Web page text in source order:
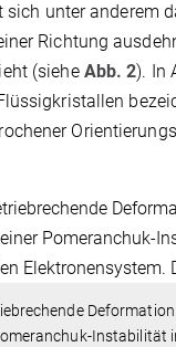
sich unter anderem
Richtung
(siehe Abb. 2). In
Instabilität